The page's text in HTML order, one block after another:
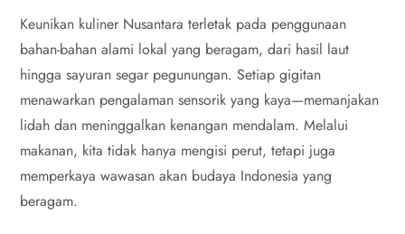
Keunikan kuliner Nusantara terletak pada penggunaan
bahan-bahan alami lokal yang beragam, dari hasil laut
hingga sayuran segar pegunungan. Setiap gigitan
menawarkan pengalaman sensorik yang kaya—memanjakan
lidah dan meninggalkan kenangan mendalam. Melalui
makanan, kita tidak hanya mengisi perut, tetapi juga
memperkaya wawasan akan budaya Indonesia yang
beragam.